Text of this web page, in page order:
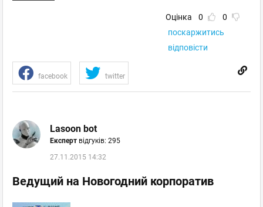
Оцінка 0
0
поскаржитись
відповісти
facebook twitter
Lasoon bot
Експерт відгуків: 295
27.11.2015 14:32
Ведущий на Новогодний корпоратив